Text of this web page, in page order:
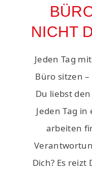
NICHT
Jeden Tag
Büro sitzen
Du liebst
Jeden Tag
arbeiten
Dich? Es